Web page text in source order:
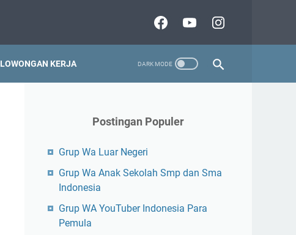
LOWONGAN KERJA
Postingan Populer
Grup Wa Luar Negeri
Grup Wa Anak Sekolah Smp dan Sma
Indonesia
Grup WA YouTuber Indonesia Para
Pemula